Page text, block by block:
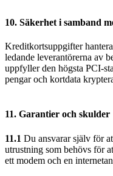
10. Säkerhet i samband
Kreditkortsuppgifter
ledande leverantörerna av
uppfyller den högsta PCI-
pengar och kortdata
11. Garantier och skulder
11.1 Du ansvarar själv för
utrustning som behövs för
ett modem och en